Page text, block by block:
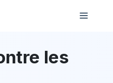
Menu
les